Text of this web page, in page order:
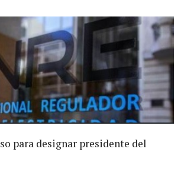
para designar presidente del